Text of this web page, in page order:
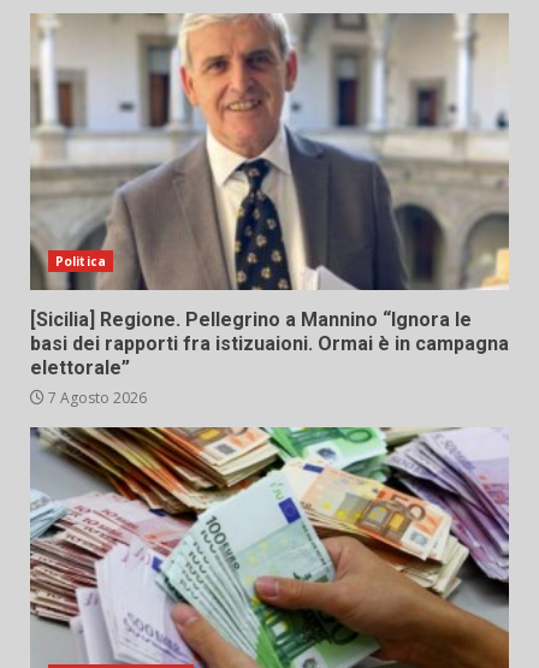
Politica
[Sicilia] Regione. Pellegrino a Mannino “Ignora le
basi dei rapporti fra istizuaioni. Ormai è in campagna
elettorale”
7 Agosto 2026